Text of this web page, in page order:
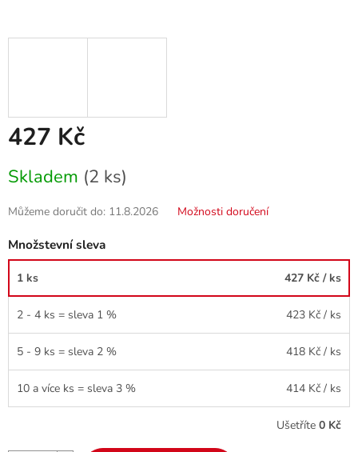
427 Kč
cena:
Skladem (2 ks)
Můžeme doručit do: 11.8.2026 Možnosti doručení
Množstevní sleva
1 ks 427 Kč / ks
2 - 4 ks = sleva 1 % 423 Kč / ks
5 - 9 ks = sleva 2 % 418 Kč / ks
10 a více ks = sleva 3 % 414 Kč / ks
Ušetříte 0 Kč